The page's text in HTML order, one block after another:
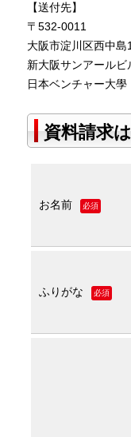
【送付先】
〒532-0011
大阪市淀川区西中
新大阪サンアールビ
日本ベンチャー大
資料請求
お名前 必須
ふりがな 必須